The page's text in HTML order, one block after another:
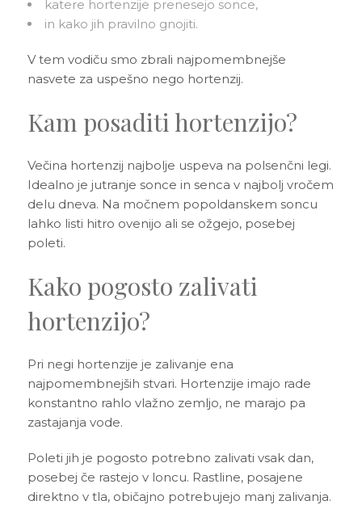
katere hortenzije prenesejo sonce,
in kako jih pravilno gnojiti.
V tem vodiču smo zbrali najpomembnejše
nasvete za uspešno nego hortenzij.
Kam posaditi hortenzijo?
Večina hortenzij najbolje uspeva na polsenčni legi.
Idealno je jutranje sonce in senca v najbolj vročem
delu dneva. Na močnem popoldanskem soncu
lahko listi hitro ovenijo ali se ožgejo, posebej
poleti.
Kako pogosto zalivati
hortenzijo?
Pri negi hortenzije je zalivanje ena
najpomembnejših stvari. Hortenzije imajo rade
konstantno rahlo vlažno zemljo, ne marajo pa
zastajanja vode.
Poleti jih je pogosto potrebno zalivati vsak dan,
posebej če rastejo v loncu. Rastline, posajene
direktno v tla, običajno potrebujejo manj zalivanja.
Dodaj v košarico
Preberi prispevek